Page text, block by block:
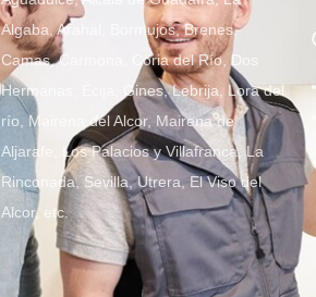
Algaba, Arahal, Bormujos, Brenes,
Camas, Carmona, Coria del Río, Dos
Hermanas, Écija, Gines, Lebrija, Lora del
río, Mairena del Alcor, Mairena de
Aljarafe, Los Palacios y Villafranca, La
Rinconada, Sevilla, Utrera, El Viso del
Alcor, etc.